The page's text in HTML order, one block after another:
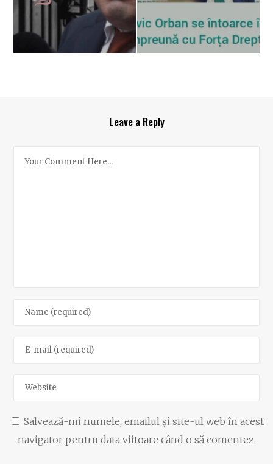
Leave a Reply
Salvează-mi numele, emailul și site-ul web în acest
navigator pentru data viitoare când o să comentez.